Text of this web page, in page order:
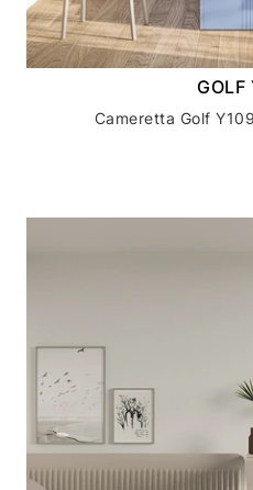
GOLF
Cameretta Golf